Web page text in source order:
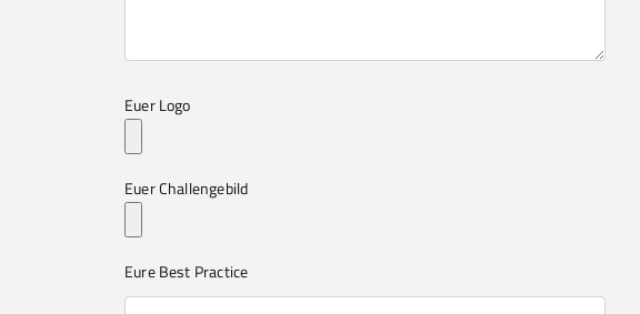
Euer Logo
Euer Challengebild
Eure Best Practice